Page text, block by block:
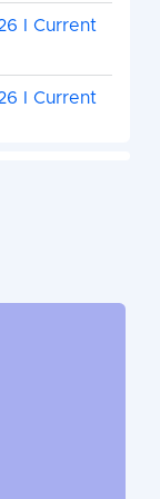
I Current
I Current